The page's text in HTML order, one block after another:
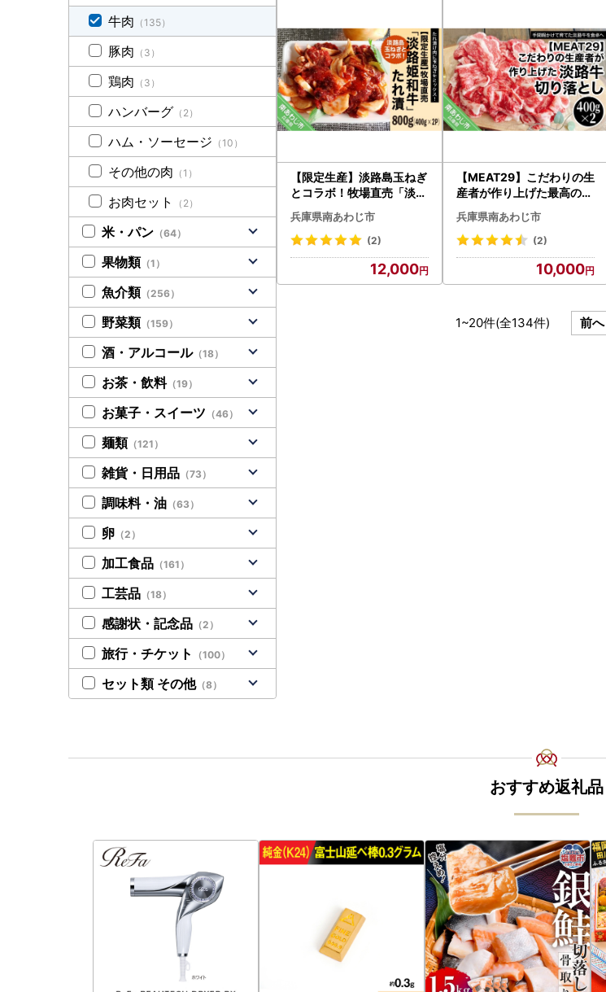
【限定生産】淡路島玉ねぎ
とコラボ！牧場直売「淡路
姫和牛」たれ漬 800g（
400g×2パック）
兵庫県南あわじ市
(2)
12,000
【MEAT29】こだわりの生
産者が作り上げた最高の淡
路牛切り落とし（400ｇ×
2ｐ）
兵庫県南あわじ市
(2)
10,000
1~20件(全134件) 前へ
牛肉 （135）
豚肉 （3）
鶏肉 （3）
ハンバーグ （2）
ハム・ソーセージ （10）
その他の肉 （1）
お肉セット （2）
米・パン （64）
果物類 （1）
魚介類 （256）
野菜類 （159）
酒・アルコール（18）
お茶・飲料（19）
お菓子・スイーツ （46）
麺類 （121）
雑貨・日用品 （73）
調味料・油 （63）
卵 （2）
加工食品 （161）
工芸品 （18）
感謝状・記念品 （2）
旅行・チケット （100）
セット類 その他（8）
おすすめ返礼品